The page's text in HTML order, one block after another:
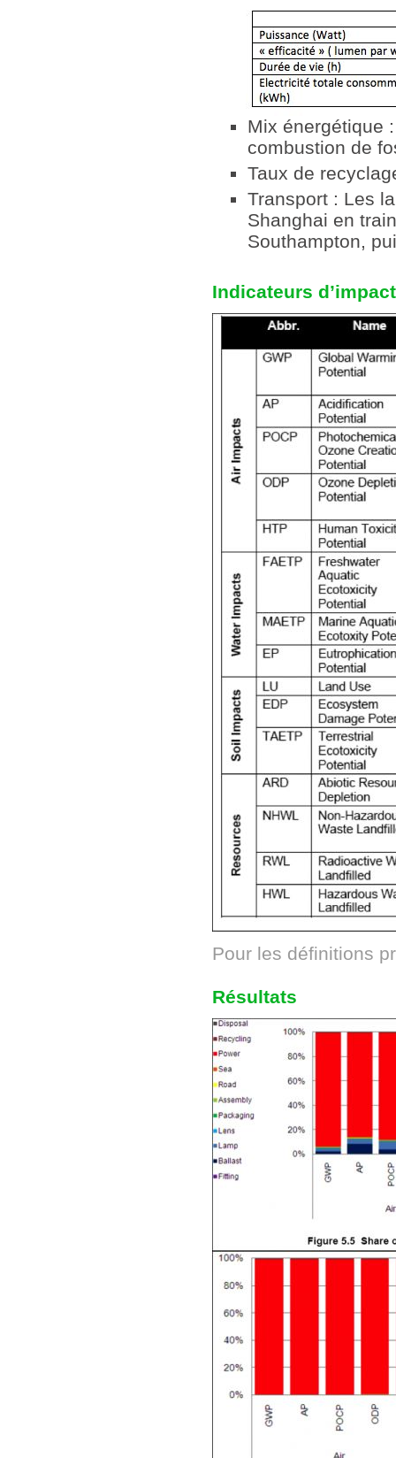
Mix énergétique
combustion de
Taux de
Transport : Les
Shanghai en
Southampton,
Indicateurs
Pour les définitions
Résultats